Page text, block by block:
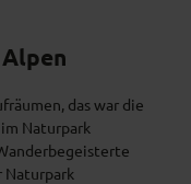
das war die
Naturpark
Naturpark